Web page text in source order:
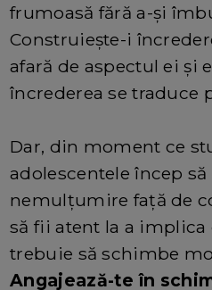
frumoasă fără a-și
Construiește-i
afară de aspectul ei și
încrederea se traduce
Dar, din moment ce
adolescentele încep
nemulțumire față de
să fii atent la a
trebuie să schimbe
Angajează-te în